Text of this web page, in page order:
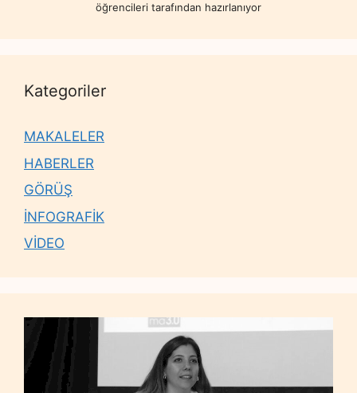
öğrencileri tarafından hazırlanıyor
Kategoriler
MAKALELER
HABERLER
GÖRÜŞ
İNFOGRAFİK
VİDEO